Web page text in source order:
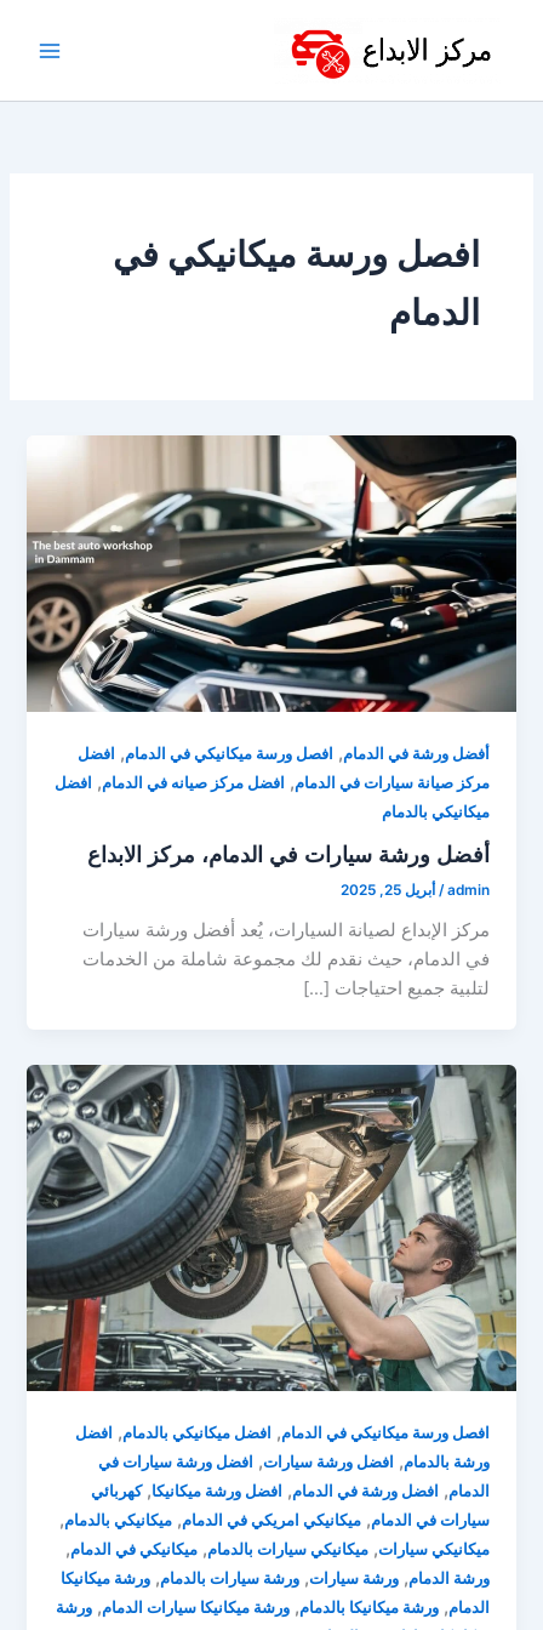
افصل ورسة ميكانيكي في
الدمام
أفضل ورشة في الدمام, افصل ورسة ميكانيكي في الدمام, افضل
مركز صيانة سيارات في الدمام, افضل مركز صيانه في الدمام, افضل
ميكانيكي بالدمام
أفضل ورشة سيارات في الدمام، مركز الابداع
admin
/ أبريل 25, 2025
مركز الإبداع لصيانة السيارات، يُعد أفضل ورشة سيارات
في الدمام، حيث نقدم لك مجموعة شاملة من الخدمات
لتلبية جميع احتياجات […]
افصل ورسة ميكانيكي في الدمام, افضل ميكانيكي بالدمام, افضل
ورشة بالدمام, افضل ورشة سيارات, افضل ورشة سيارات في
الدمام, افضل ورشة في الدمام, افضل ورشة ميكانيكا,كهربائي
سيارات في الدمام,ميكانيكي امريكي في الدمام,ميكانيكي بالدمام,
ميكانيكي سيارات,ميكانيكي سيارات بالدمام,ميكانيكي في الدمام,
ورشة الدمام,ورشة سيارات,ورشة سيارات بالدمام,ورشة ميكانيكا
الدمام,ورشة ميكانيكا بالدمام,ورشة ميكانيكا سيارات الدمام,ورشة